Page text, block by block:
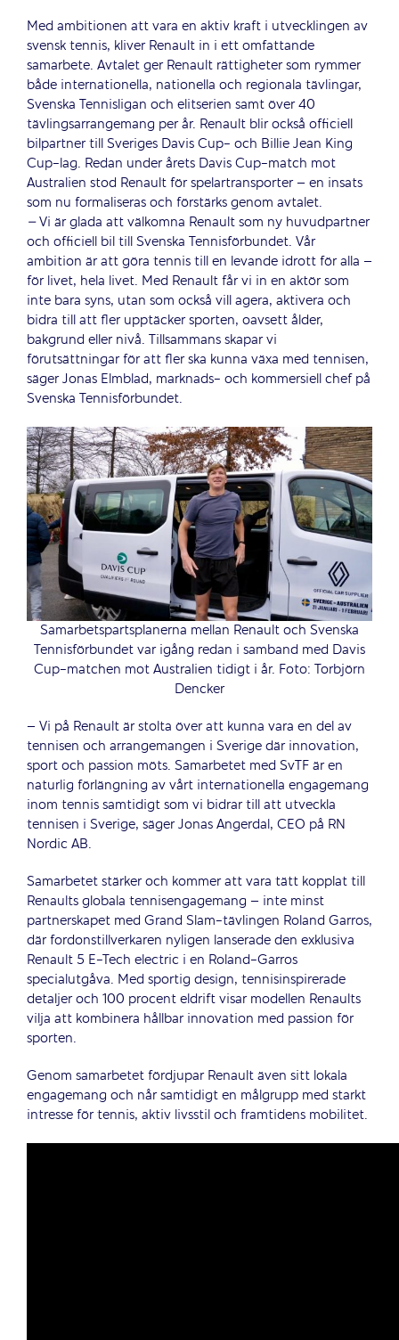
Med ambitionen att vara en aktiv kraft i utvecklingen av
svensk tennis, kliver Renault in i ett omfattande
samarbete. Avtalet ger Renault rättigheter som rymmer
både internationella, nationella och regionala tävlingar,
Svenska Tennisligan och elitserien samt över 40
tävlingsarrangemang per år. Renault blir också officiell
bilpartner till Sveriges Davis Cup- och Billie Jean King
Cup-lag. Redan under årets Davis Cup-match mot
Australien stod Renault för spelartransporter – en insats
som nu formaliseras och förstärks genom avtalet.
–Vi är glada att välkomna Renault som ny huvudpartner
och officiell bil till Svenska Tennisförbundet. Vår
ambition är att göra tennis till en levande idrott för alla –
för livet, hela livet. Med Renault får vi in en aktör som
inte bara syns, utan som också vill agera, aktivera och
bidra till att fler upptäcker sporten, oavsett ålder,
bakgrund eller nivå. Tillsammans skapar vi
förutsättningar för att fler ska kunna växa med tennisen,
säger Jonas Elmblad, marknads- och kommersiell chef på
Svenska Tennisförbundet.
Samarbetspartsplanerna mellan Renault och Svenska
Tennisförbundet var igång redan i samband med Davis
Cup-matchen mot Australien tidigt i år. Foto: Torbjörn
Dencker
– Vi på Renault är stolta över att kunna vara en del av
tennisen och arrangemangen i Sverige där innovation,
sport och passion möts. Samarbetet med SvTF är en
naturlig förlängning av vårt internationella engagemang
inom tennis samtidigt som vi bidrar till att utveckla
tennisen i Sverige, säger Jonas Angerdal, CEO på RN
Nordic AB.
Samarbetet stärker och kommer att vara tätt kopplat till
Renaults globala tennisengagemang – inte minst
partnerskapet med Grand Slam-tävlingen Roland Garros,
där fordonstillverkaren nyligen lanserade den exklusiva
Renault 5 E-Tech electric i en Roland-Garros
specialutgåva. Med sportig design, tennisinspirerade
detaljer och 100 procent eldrift visar modellen Renaults
vilja att kombinera hållbar innovation med passion för
sporten.
Genom samarbetet fördjupar Renault även sitt lokala
engagemang och når samtidigt en målgrupp med starkt
intresse för tennis, aktiv livsstil och framtidens mobilitet.